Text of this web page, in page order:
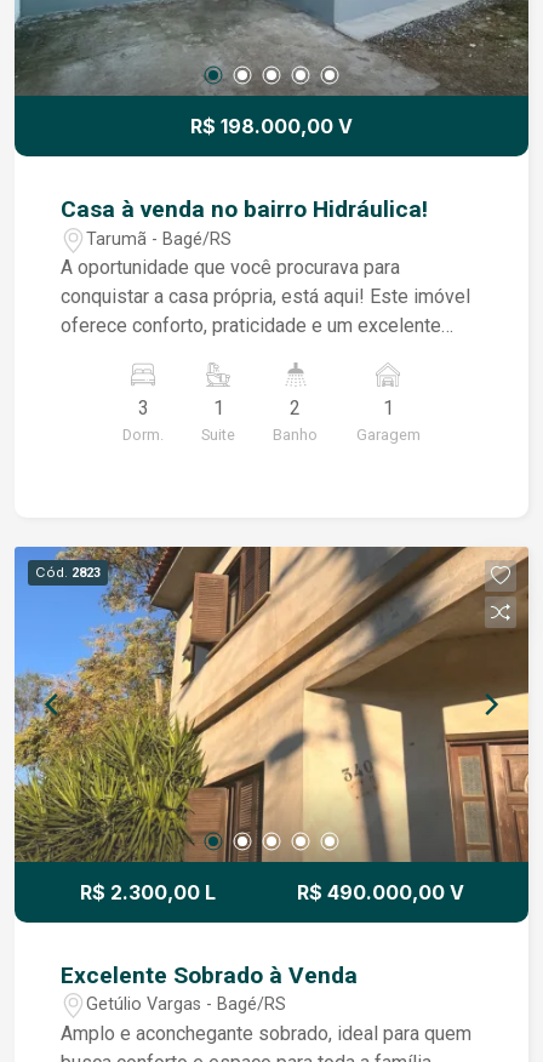
R$ 198.000,00 V
Casa à venda no bairro Hidráulica!
Tarumã - Bagé/RS
A oportunidade que você procurava para
conquistar a casa própria, está aqui! Este imóvel
oferece conforto, praticidade e um excelente
sua família. O imóvel possui: - 3 dormitórios,
sendo 1 suíte; - Sala de estar com cozinha
integrada, proporcionando mais amplitude e
pronto para receber novos moradores. Entre em
contato para mais informações e agende sua
visita!
3
Dorm.
1
Suite
2
Banho
1
Garagem
Cód. 2823
R$ 2.300,00 L R$ 490.000,00 V
Excelente Sobrado à Venda
Getúlio Vargas - Bagé/RS
Amplo e aconchegante sobrado, ideal para quem